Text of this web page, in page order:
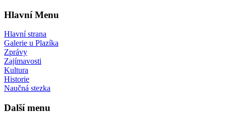
Hlavní Menu
Hlavní strana
Galerie u Plazíka
Zprávy
Zajímavosti
Kultura
Historie
Naučná stezka
Další menu